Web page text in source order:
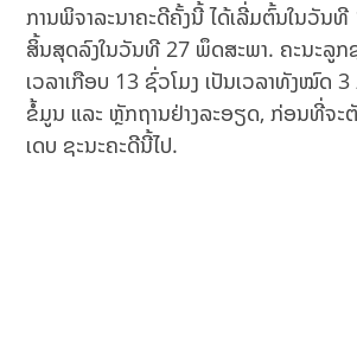
ການພິຈາລະນາຄະດີຄັ້ງນີ້ ໄດ້ເລີ່ມຕົ້ນໃນວັນທີ
ສິ້ນສຸດລົງໃນວັນທີ 27 ພຶດສະພາ. ຄະນະລູກ
ເວລາເກືອບ 13 ຊົ່ວໂມງ ເປັນເວລາທັງໝົດ
ຂໍ້ມູນ ແລະ ຫຼັກຖານຢ່າງລະອຽດ, ກ່ອນທີ່ຈະ
ເດບ ຊະນະຄະດີນີ້ໄປ.